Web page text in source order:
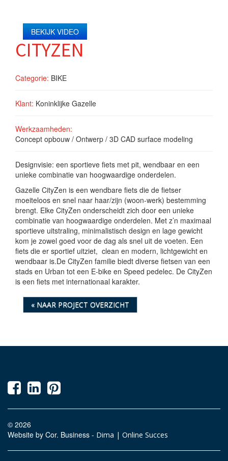
BEKIJK VIDEO
CITYZEN
Categorie: BIKE
Klant: Koninklijke Gazelle
Werkzaamheden:
Concept opbouw / Ontwerp / 3D CAD surface modeling
Designvisie: een sportieve fiets met pit, wendbaar en een
unieke combinatie van hoogwaardige onderdelen.
Gazelle CityZen is een wendbare fiets die de fietser
moeiteloos en snel naar haar/zijn (woon-werk) bestemming
brengt. Elke CityZen onderscheidt zich door een unieke
combinatie van hoogwaardige onderdelen. Met z’n maximaal
sportieve uitstraling, minimalistisch design en lage gewicht
kom je zowel goed voor de dag als snel uit de voeten. Een
fiets die er sportief uitziet, clean en modern, lichtgewicht en
wendbaar is.De CityZen familie biedt diverse fietsen van een
stads en Urban tot een E-bike en Speed pedelec. De CityZen
is een fiets met internationaal karakter.
« NAAR PROJECT OVERZICHT
© 2026
Website by Cor. Business - Dima | Online Succes